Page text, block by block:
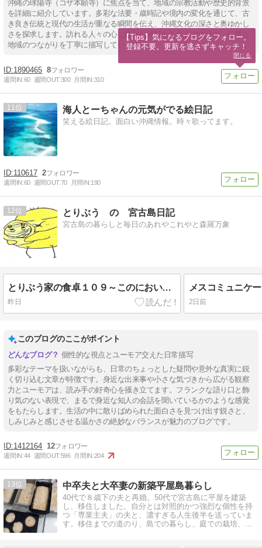
沖縄の球陽寺（コザ本願寺）に焦点を当て、地域の宗教活動や歴史的背景
を詳細に紹介しています。多彩な法要・歳時記や境内の変化を通じて、古
き良き伝統と現代の生活が重なる瞬間を伝え、沖縄文化の深さと奥ゆかし
さを探求します。訪れる人々の心に静かな感動をもたらす内容で、仏教と
地域のつながりを丁寧に描写しています。
1890465 8
週間IN:60 週間OUT:300 月間IN:310
11 海人とーちゃんの元気がでる絵日記
笑える絵日記。面白い沖縄情報。時々歌ってます。
110617 2
週間IN:60 週間OUT:70 月間IN:190
12 とりぶう の 宮古島日記
宮古島の暮らしと毎日のあれやこれやと森羅万象
とりぶう家の食卓１０９～このにおいは外食のにおい
昨日
メスコミュニケ
2日前
このブログのここがポイント
個性的な視点とユーモア交えた日常描写
多彩なテーマを扱いながらも、日常のちょっとした疑問や意外な真実に鋭
く切り込む文章が特徴です。身近な出来事や小さな気づきから広がる観察
力とユーモアは、読み手の好奇心を掻き立てます。フランクな語り口と飾
り気のない表現で、まるで身近な知人の会話を聞いているかのような感覚
をもたらします。生活の中に散りばめられた面白さを見つけ出す鋭さと、
しみじみと感じさせる温かさの絶妙なバランスが魅力のブログです。
1412164 12
週間IN:44 週間OUT:596 月間IN:204
13 中卒夫と大卒妻の新築平屋島暮らし
40代で８歳下の夫と再婚。50代で宮古島に平屋を建築
し、移住しました。自分とは対照的かつ強烈な個性を持
つ「専業主夫」の夫と、濃すぎる人生後半を送っていま
す。移住までの道のり、島での暮らし、庭での栽培、夫
【Tips】気になるブログをフォロー。
登録不要。更新を逃さずキャッチ！
閉じる